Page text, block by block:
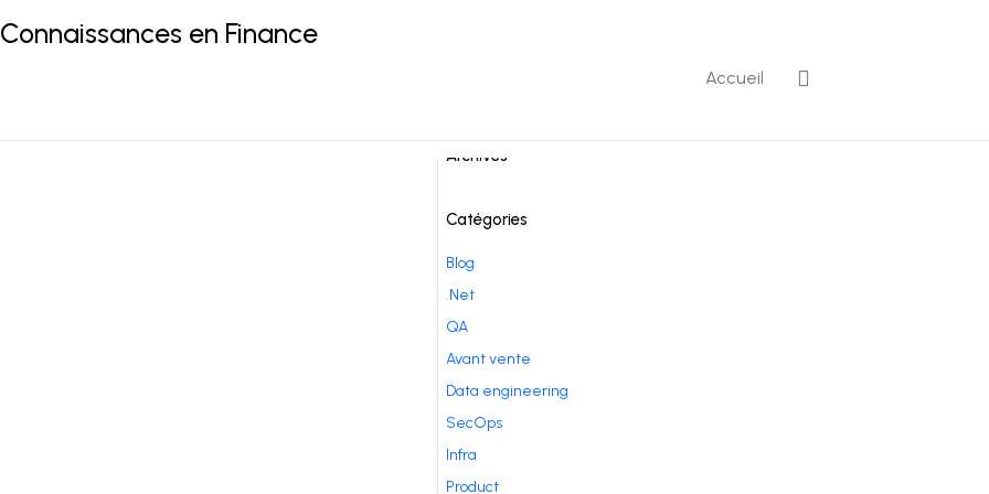
Accueil
en Finance
4
Archives
Catégories
Blog
.Net
QA
Avant vente
Data engineering
SecOps
Infra
Product